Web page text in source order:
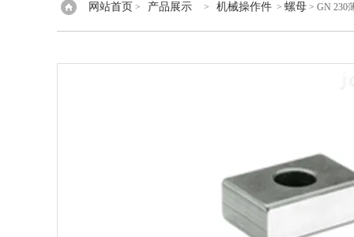
网站首页 > 产品展示 > 机械操作件 > 螺母 > GN 230